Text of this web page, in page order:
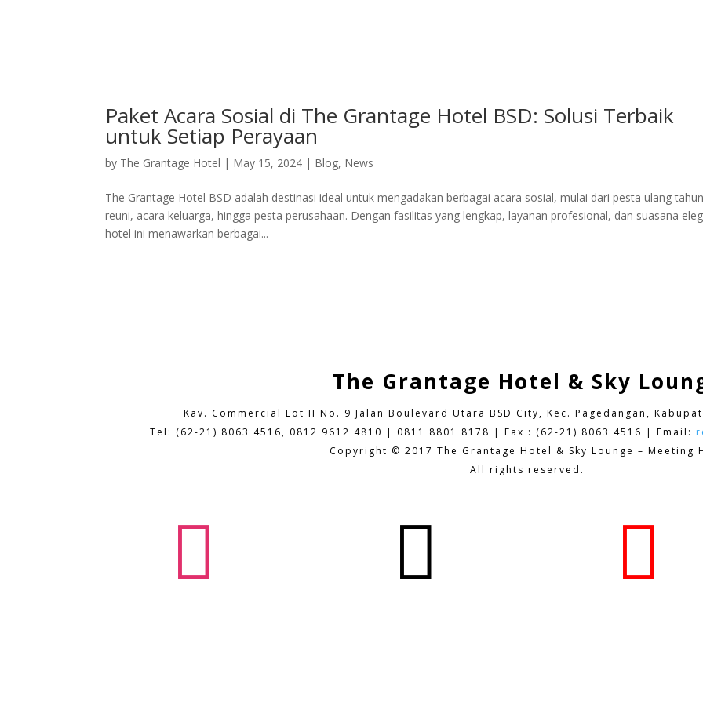
Paket Acara Sosial di The Grantage Hotel BSD: Solusi Terbaik
untuk Setiap Perayaan
by The Grantage Hotel | May 15, 2024 | Blog, News
The Grantage Hotel BSD adalah destinasi ideal untuk mengadakan berbagai acara sosial, mulai dari pesta ulang
reuni, acara keluarga, hingga pesta perusahaan. Dengan fasilitas yang lengkap, layanan profesional, dan suasana
hotel ini menawarkan berbagai...
The Grantage Hotel & Sky
Kav. Commercial Lot II No. 9 Jalan Boulevard Utara BSD City, Kec. Pagedangan,
Tel: (62-21) 8063 4516, 0812 9612 4810 | 0811 8801 8178 | Fax : (62-21) 8063 4516 | Email:
Copyright © 2017 The Grantage Hotel & Sky Lounge – Meeting
All rights reserved.
  